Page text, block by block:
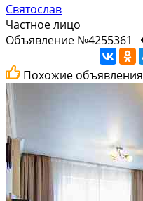
Святослав
Частное лицо
Объявление №4255361
Похожие объявления